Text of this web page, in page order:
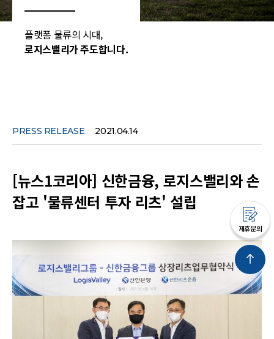
제휴문의
플랫폼 물류의 시대,
로지스밸리가 주도합니다.
PRESS RELEASE 2021.04.14
[뉴스1코리아] 신한금융, 로지스밸리와 손
잡고 '물류센터 투자 리츠' 설립